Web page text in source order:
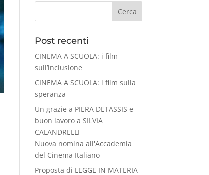
Cerca
Post recenti
CINEMA A SCUOLA: i film
sull’inclusione
CINEMA A SCUOLA: i film sulla
speranza
Un grazie a PIERA DETASSIS e
buon lavoro a SILVIA
CALANDRELLI
Nuova nomina all'Accademia
del Cinema Italiano
Proposta di LEGGE IN MATERIA